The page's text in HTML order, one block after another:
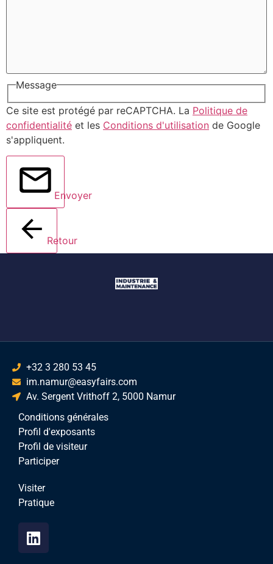
Message
Ce site est protégé par reCAPTCHA. La Politique de
confidentialité et les Conditions d'utilisation de Google
s'appliquent.
Envoyer
Retour
+32 3 280 53 45
im.namur@easyfairs.com
Av. Sergent Vrithoff 2, 5000 Namur
Conditions générales
Profil d'exposants
Profil de visiteur
Participer
Visiter
Pratique